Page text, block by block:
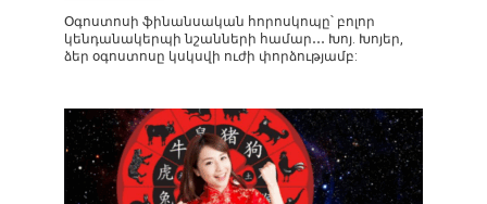
Օգոստոսի ֆինանսական հորոսկոպը՝ բոլոր
կենդանակերպի նշանների համար․․․ Խոյ. Խոյեր,
ձեր օգոստոսը կսկսվի ուժի փորձությամբ: